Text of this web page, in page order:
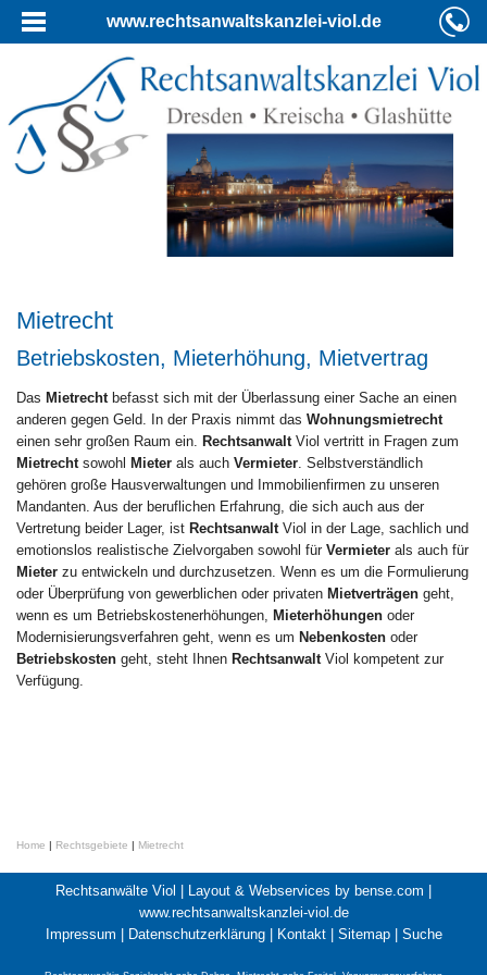
www.rechtsanwaltskanzlei-viol.de
Mietrecht
Betriebskosten, Mieterhöhung, Mietvertrag
Das Mietrecht befasst sich mit der Überlassung einer Sache an einen
anderen gegen Geld. In der Praxis nimmt das Wohnungsmietrecht
einen sehr großen Raum ein. Rechtsanwalt Viol vertritt in Fragen zum
Mietrecht sowohl Mieter als auch Vermieter . Selbstverständlich
gehören große Hausverwaltungen und Immobilienfirmen zu unseren
Mandanten. Aus der beruflichen Erfahrung, die sich auch aus der
Vertretung beider Lager, ist Rechtsanwalt Viol in der Lage, sachlich und
emotionslos realistische Zielvorgaben sowohl für Vermieter als auch für
Mieter zu entwickeln und durchzusetzen. Wenn es um die Formulierung
oder Überprüfung von gewerblichen oder privaten Mietverträgen geht,
wenn es um Betriebskostenerhöhungen, Mieterhöhungen oder
Modernisierungsverfahren geht, wenn es um Nebenkosten oder
Betriebskosten geht, steht Ihnen Rechtsanwalt Viol kompetent zur
Verfügung.
Home | Rechtsgebiete | Mietrecht
Rechtsanwälte Viol | Layout & Webservices by bense.com |
www.rechtsanwaltskanzlei-viol.de
Impressum | Datenschutzerklärung| Kontakt| Sitemap| Suche